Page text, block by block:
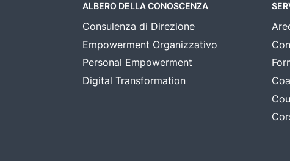
ALBERO DELLA CONOSCENZA
Consulenza di Direzione
Empowerment Organizzativo
Personal Empowerment
Digital Transformation